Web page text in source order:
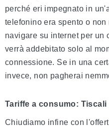
perché eri impegnato in
telefonino era spento o
navigare su internet per un
verrà addebitato solo al
connessione. Se in una
invece, non pagherai
Tariffe a consumo: Tiscali
Chiudiamo infine con